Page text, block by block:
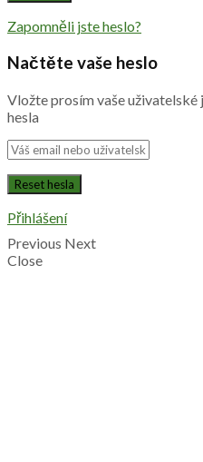
Zapomněli jste heslo?
Načtěte vaše heslo
Vložte prosím vaše
hesla
Přihlášení
Previous Next
Close